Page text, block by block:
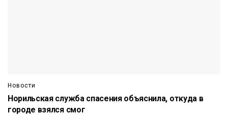
Новости
Норильская служба спасения объяснила, откуда в
городе взялся смог